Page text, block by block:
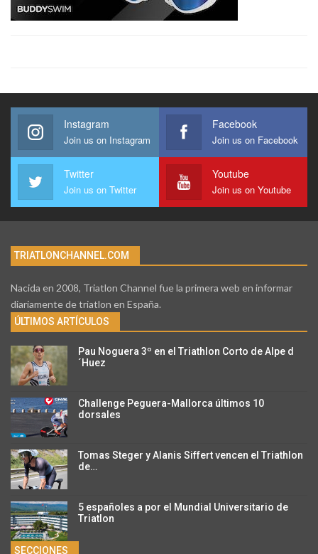
Instagram
Join us on Instagram
Facebook
Join us on Facebook
Twitter
Join us on Twitter
Youtube
Join us on Youtube
TRIATLONCHANNEL.COM
Nacida en 2008, Triatlon Channel fue la primera web en informar
diariamente de triatlon en España.
ÚLTIMOS ARTÍCULOS
Pau Noguera 3º en el Triathlon Corto de Alpe d
´Huez
Challenge Peguera-Mallorca últimos 10
dorsales
Tomas Steger y Alanis Siffert vencen el Triathlon
de…
5 españoles a por el Mundial Universitario de
Triatlon
SECCIONES